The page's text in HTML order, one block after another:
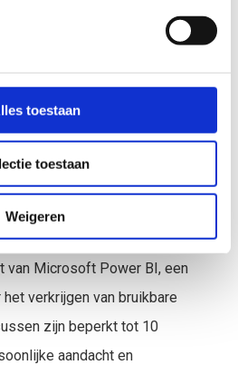
toestaan
toestaan
Weigeren
Power
Analyst
je voor op het examen PL-
BI Data Analyst. Je maakt
van Microsoft Power BI, een
verkrijgen van bruikbare
zijn beperkt tot 10
aandacht en